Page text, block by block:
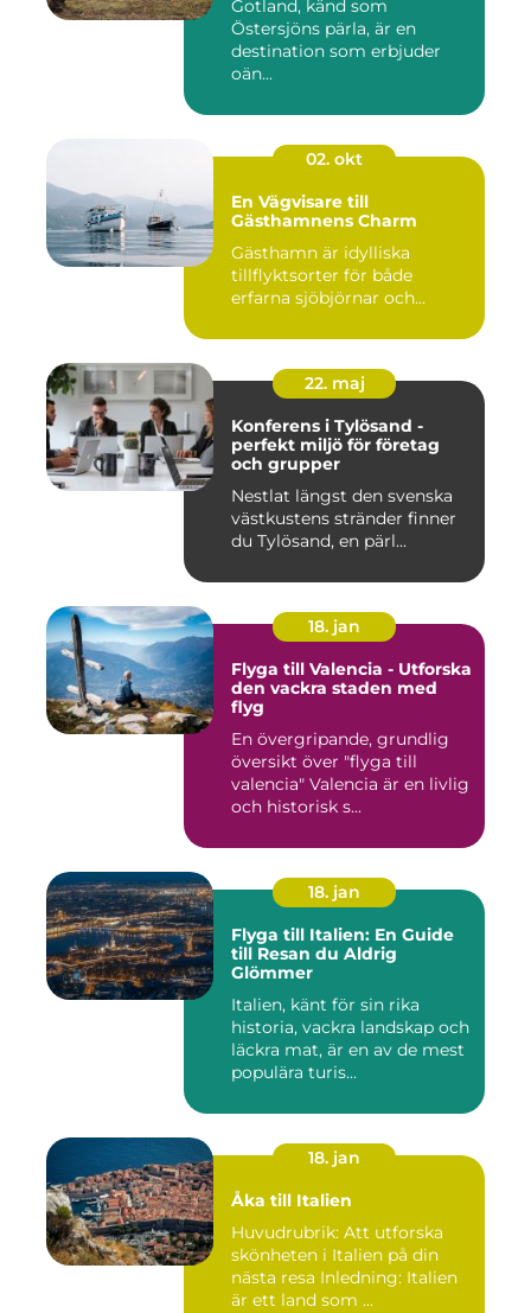
Gotland, känd som
Östersjöns pärla, är en
destination som erbjuder
oän...
02. okt
En Vägvisare till
Gästhamnens Charm
Gästhamn är idylliska
tillflyktsorter för både
erfarna sjöbjörnar och...
22. maj
Konferens i Tylösand -
perfekt miljö för företag
och grupper
Nestlat längst den svenska
västkustens stränder finner
du Tylösand, en pärl...
18. jan
Flyga till Valencia - Utforska
den vackra staden med
flyg
En övergripande, grundlig
översikt över "flyga till
valencia" Valencia är en livlig
och historisk s...
18. jan
Flyga till Italien: En Guide
till Resan du Aldrig
Glömmer
Italien, känt för sin rika
historia, vackra landskap och
läckra mat, är en av de mest
populära turis...
18. jan
Åka till Italien
Huvudrubrik: Att utforska
skönheten i Italien på din
nästa resa Inledning: Italien
är ett land som ...